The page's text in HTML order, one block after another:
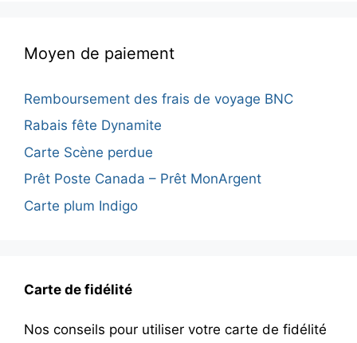
Moyen de paiement
Remboursement des frais de voyage BNC
Rabais fête Dynamite
Carte Scène perdue
Prêt Poste Canada – Prêt MonArgent
Carte plum Indigo
Carte de fidélité
Nos conseils pour utiliser votre carte de fidélité